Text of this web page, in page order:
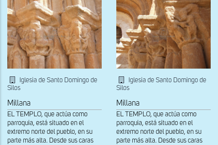
prolongan
en
cuernos
Iglesia de Santo Domingo de
Silos
Millana
EL TEMPLO, que actúa como
parroquia, está situado en el
extremo norte del pueblo, en su
parte más alta. Desde sus caras
Iglesia de Santo Domingo de
Silos
Millana
EL TEMPLO, que actúa como
parroquia, está situado en el
extremo norte del pueblo, en su
parte más alta. Desde sus caras